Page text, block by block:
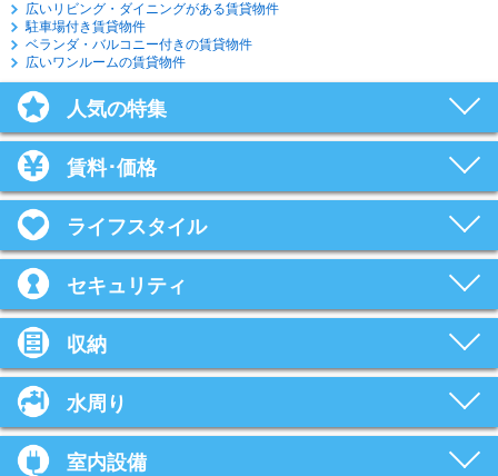
広いリビング・ダイニングがある賃貸物件
駐車場付き賃貸物件
ベランダ・バルコニー付きの賃貸物件
広いワンルームの賃貸物件
人気の特集
賃料･価格
ライフスタイル
セキュリティ
収納
水周り
室内設備